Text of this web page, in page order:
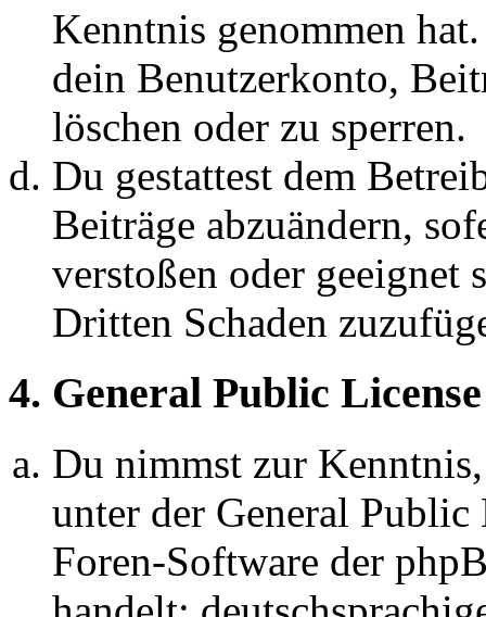
Kenntnis genommen
dein Benutzerkonto,
löschen oder zu sperren.
Du gestattest dem
Beiträge abzuändern,
verstoßen oder geeignet
Dritten Schaden
4. General Public License
Du nimmst zur
unter der General
Foren-Software der